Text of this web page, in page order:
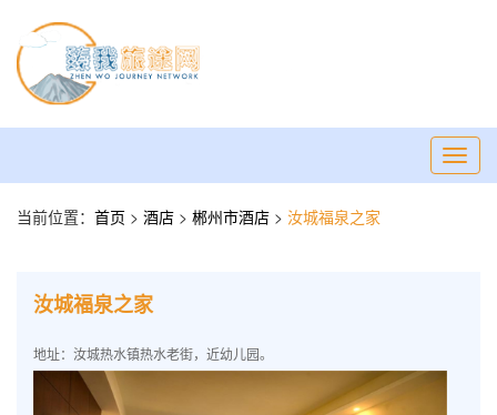
当前位置： 首页 > 酒店 > 郴州市酒店 > 汝城福泉之家
汝城福泉之家
地址：汝城热水镇热水老街，近幼儿园。